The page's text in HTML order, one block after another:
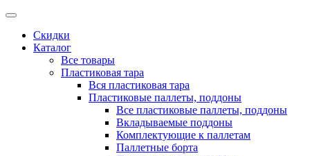
Скидки
Каталог
Все товары
Пластиковая тара
Вся пластиковая тара
Пластиковые паллеты, поддоны
Все пластиковые паллеты, поддоны
Вкладываемые поддоны
Комплектующие к паллетам
Паллетные борта